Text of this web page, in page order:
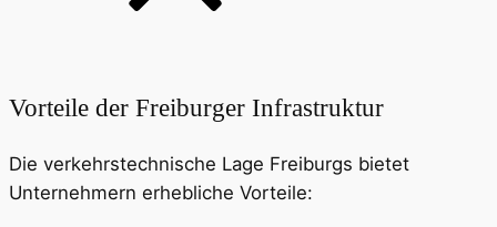
Vorteile der Freiburger Infrastruktur
Die verkehrstechnische Lage Freiburgs bietet
Unternehmern erhebliche Vorteile: